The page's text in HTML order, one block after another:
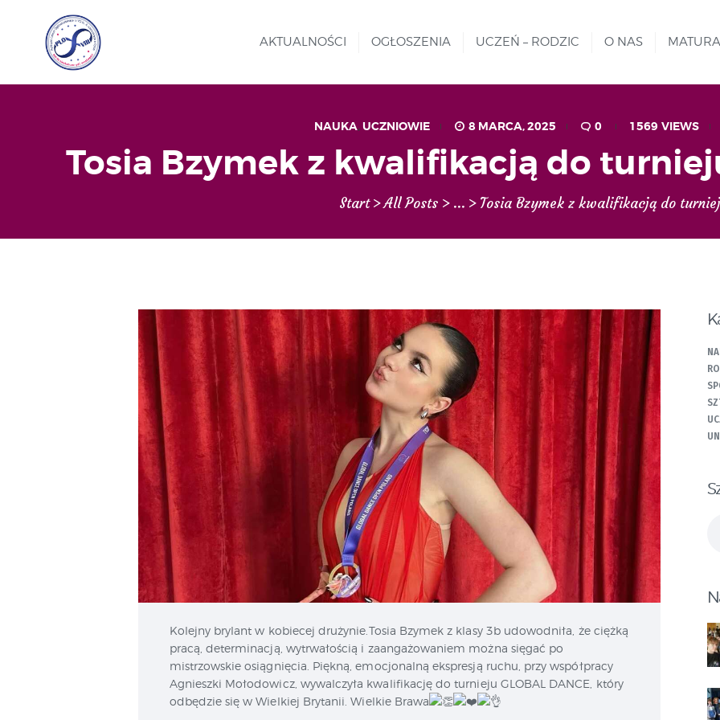
AKTUALNOŚCI OGŁOSZENIA UCZEŃ – RODZIC O NAS MATURA
NAUKA,UCZNIOWIE 8 MARCA, 2025 0 1569 VIEWS
Tosia Bzymek z kwalifikacją do
Start All Posts ... Tosia Bzymek z kwalifikacją do
Liceum nr VIII Opole
REKRUTACJA
PROJEKTY
GALERIA ZDJĘĆ
KONTAKT
Kolejny brylant w kobiecej drużynie.Tosia Bzymek z klasy 3b udowodniła, że ciężką
pracą, determinacją, wytrwałością i zaangażowaniem można sięgać po
mistrzowskie osiągnięcia. Piękną, emocjonalną ekspresją ruchu, przy współpracy
Agnieszki Mołodowicz, wywalczyła kwalifikację do turnieju GLOBAL DANCE, który
odbędzie się w Wielkiej Brytanii. Wielkie Brawa